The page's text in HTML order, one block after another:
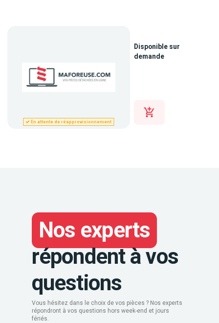
En attente de réapprovisionnement
Disponible sur
demande
Nos experts
répondent à vos
questions
Vous hésitez dans le choix de vos pièces ? Nos experts
répondront à vos questions hors week-end et jours
fériés.